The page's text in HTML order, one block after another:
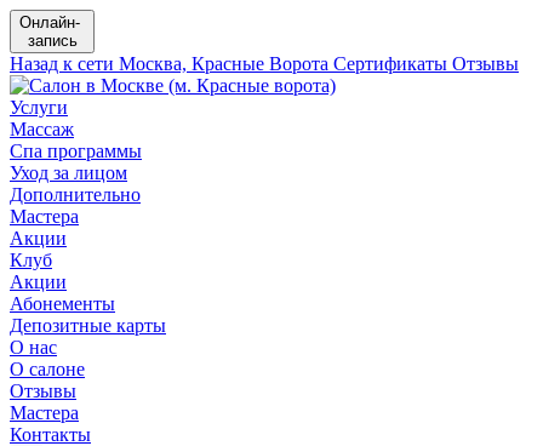
Онлайн-
запись
Назад к сети Москва, Красные Ворота Сертификаты Отзывы
Услуги
Массаж
Спа программы
Уход за лицом
Дополнительно
Мастера
Акции
Клуб
Акции
Абонементы
Депозитные карты
О нас
О салоне
Отзывы
Мастера
Контакты